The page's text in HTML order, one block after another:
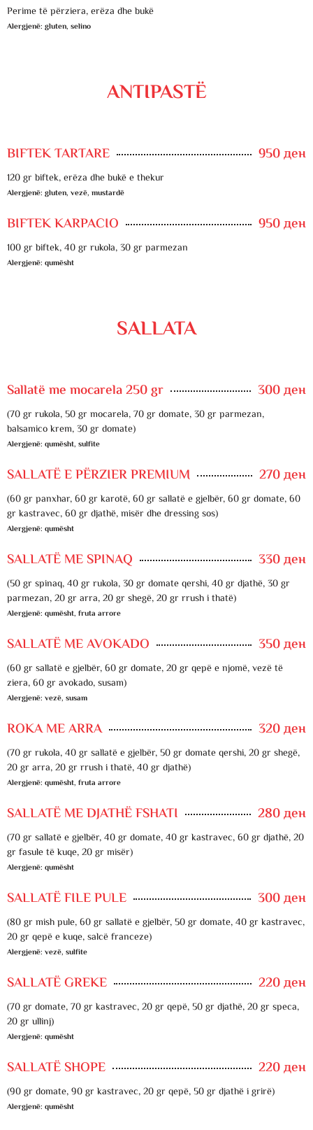
Perime të përziera, erëza dhe bukë
Alergjenë: gluten, selino
ANTIPASTË
BIFTEK TARTARE 950 ден
120 gr biftek, erëza dhe bukë e thekur
Alergjenë: gluten, vezë, mustardë
BIFTEK KARPACIO 950 ден
100 gr biftek, 40 gr rukola, 30 gr parmezan
Alergjenë: qumësht
SALLATA
Sallatë me mocarela 250 gr 300 ден
(70 gr rukola, 50 gr mocarela, 70 gr domate, 30 gr parmezan,
balsamico krem, 30 gr domate)
Alergjenë: qumësht, sulfite
SALLATË E PËRZIER PREMIUM 270 ден
(60 gr panxhar, 60 gr karotë, 60 gr sallatë e gjelbër, 60 gr domate, 60
gr kastravec, 60 gr djathë, misër dhe dressing sos)
Alergjenë: qumësht
SALLATË ME SPINAQ 330 ден
(50 gr spinaq, 40 gr rukola, 30 gr domate qershi, 40 gr djathë, 30 gr
parmezan, 20 gr arra, 20 gr shegë, 20 gr rrush i thatë)
Alergjenë: qumësht, fruta arrore
SALLATË ME AVOKADO 350 ден
(60 gr sallatë e gjelbër, 60 gr domate, 20 gr qepë e njomë, vezë të
ziera, 60 gr avokado, susam)
Alergjenë: vezë, susam
ROKA ME ARRA 320 ден
(70 gr rukola, 40 gr sallatë e gjelbër, 50 gr domate qershi, 20 gr shegë,
20 gr arra, 20 gr rrush i thatë, 40 gr djathë)
Alergjenë: qumësht, fruta arrore
SALLATË ME DJATHË FSHATI 280 ден
(70 gr sallatë e gjelbër, 40 gr domate, 40 gr kastravec, 60 gr djathë, 20
gr fasule të kuqe, 20 gr misër)
Alergjenë: qumësht
SALLATË FILE PULE 300 ден
(80 gr mish pule, 60 gr sallatë e gjelbër, 50 gr domate, 40 gr kastravec,
20 gr qepë e kuqe, salcë franceze)
Alergjenë: vezë, sulfite
SALLATË GREKE 220 ден
(70 gr domate, 70 gr kastravec, 20 gr qepë, 50 gr djathë, 20 gr speca,
20 gr ullinj)
Alergjenë: qumësht
SALLATË SHOPE 220 ден
(90 gr domate, 90 gr kastravec, 20 gr qepë, 50 gr djathë i grirë)
Alergjenë: qumësht